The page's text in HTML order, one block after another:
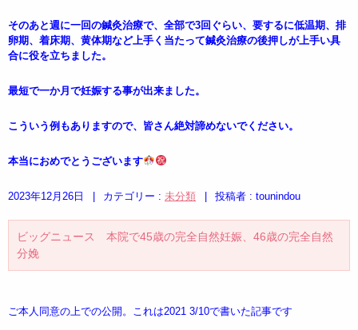
そのあと週に一回の鍼灸治療で、全部で3回ぐらい、要するに低温期、排
卵期、着床期、黄体期など上手く当たって鍼灸治療の後押しが上手い具
合に役を立ちました。
最短で一か月で妊娠する事が出来ました。
こういう例もありますので、皆さん絶対諦めないでください。
本当におめでとうございます
2023年12月26日 カテゴリー : 未分類 投稿者 : tounindou
ビッグニュース 本院で45歳の完全自然妊娠、46歳の完全自然
分娩
ご本人同意の上での公開。これは2021 3/10で書いた記事です